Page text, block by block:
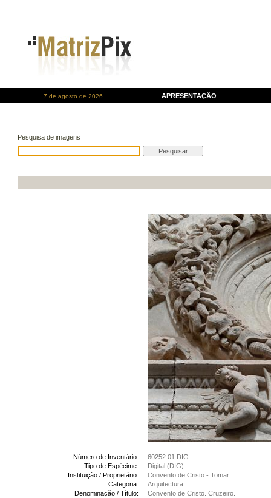
7 de agosto de 2026 APRESENTAÇÃO
Pesquisa de imagens
Número de Inventário:
60252.01 DIG
Tipo de Espécime:
Digital (DIG)
Instituição / Proprietário:
Convento de Cristo - Tomar
Categoria:
Arquitectura
Denominação / Título:
Convento de Cristo. Cruzeiro.